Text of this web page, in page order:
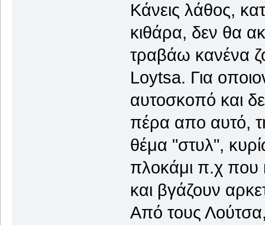
Κάνεις λάθος,
κιθάρα, δεν θα
τραβάω κανένα
Loytsa. Για
αυτοσκοπό και
πέρα απο αυτό,
θέμα "στυλ",
πλοκάμι π.χ που
και βγάζουν
Από τους Λούτσα,